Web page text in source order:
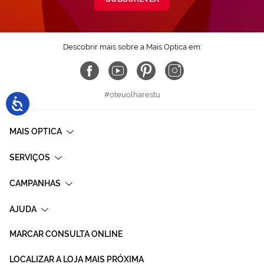
Descobrir mais sobre a Mais Optica em:
#oteuolharestu
MAIS OPTICA
SERVIÇOS
CAMPANHAS
AJUDA
MARCAR CONSULTA ONLINE
LOCALIZAR A LOJA MAIS PRÓXIMA